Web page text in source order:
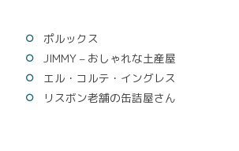
ポルックス
JIMMY – おしゃれな土産屋
エル・コルテ・イングレス
リスボン老舗の缶詰屋さん